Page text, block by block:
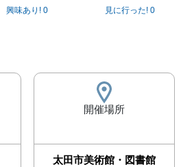
興味あり! 0 見に行った! 0
開催場所
太田市美術館・図書館